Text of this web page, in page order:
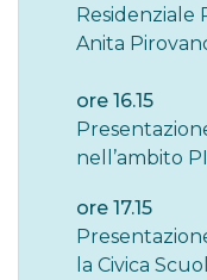
Residenziale
Anita
ore 16.15
nell’ambito
ore 17.15
la Civica